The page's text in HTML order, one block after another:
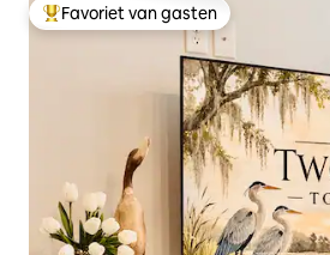
Topfavoriet van gasten
Favoriet van gasten